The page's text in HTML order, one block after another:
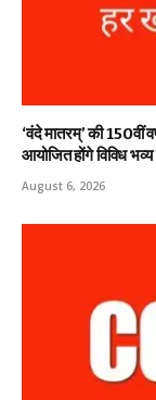
‘वंदे मातरम्’ की
आयोजित होंगे विविध
August 6, 2026